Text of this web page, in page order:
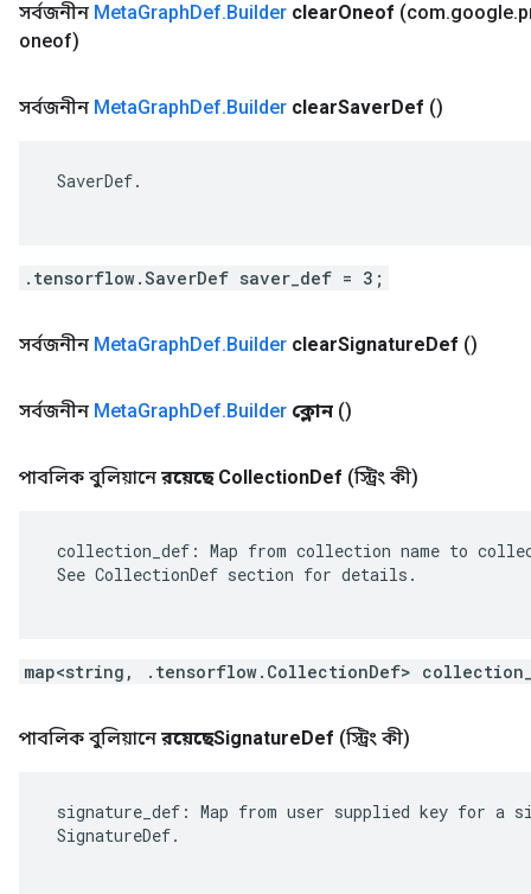
সর্বজনীন MetaGraphDef.Builder clearOneof (com.google.
oneof)
সর্বজনীন MetaGraphDef.Builder clearSaverDef ()
SaverDef.
.tensorflow.SaverDef saver_def = 3;
সর্বজনীন MetaGraphDef.Builder clearSignatureDef ()
সর্বজনীন MetaGraphDef.Builder ক্লোন ()
পাবলিক বুলিয়ানে রয়েছে CollectionDef (স্ট্রিং কী)
collection_def: Map from collection name to
See CollectionDef section for details.
map<string, .tensorflow.CollectionDef>
পাবলিক বুলিয়ানে রয়েছেSignatureDef (স্ট্রিং কী)
signature_def: Map from user supplied key for a
SignatureDef.